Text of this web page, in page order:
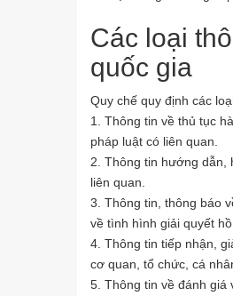
Các loại
quốc gia
Quy chế quy định các
1. Thông tin về thủ tục
pháp luật có liên quan.
2. Thông tin hướng dẫn,
liên quan.
3. Thông tin, thông báo
về tình hình giải quyết
4. Thông tin tiếp nhận,
cơ quan, tổ chức, cá
5. Thông tin về đánh giá